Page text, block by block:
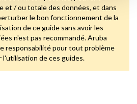
et / ou totale des données, et dans
le bon fonctionnement de la
de ce guide sans avoir les
n'est pas recommandé. Aruba
responsabilité pour tout problème
l'utilisation de ces guides.